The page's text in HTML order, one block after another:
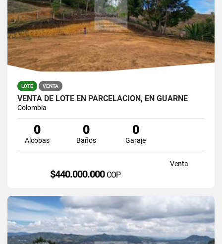
LOTE VENTA
VENTA DE LOTE EN PARCELACION, EN GUARNE
Colombia
0
Alcobas
0
Baños
0
Garaje
Venta
$440.000.000 COP